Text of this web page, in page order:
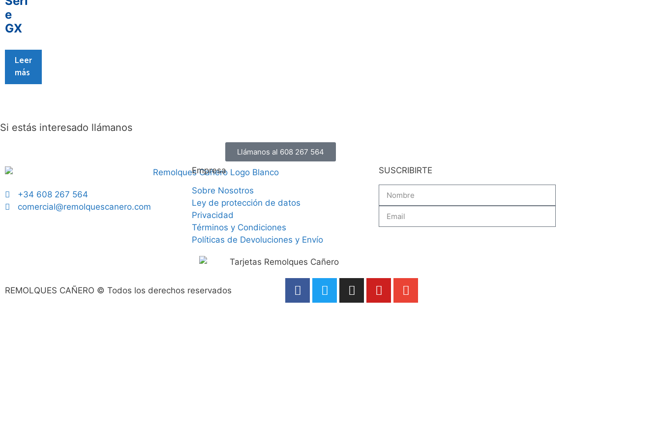
e
GX
Leer
más
Si estás interesado llámanos
Llámanos al 608 267 564
+34 608 267 564
comercial@remolquescanero.com
Empresa
Sobre Nosotros
Ley de protección de datos
Privacidad
Términos y Condiciones
Políticas de Devoluciones y Envío
SUSCRIBIRTE
REMOLQUES CAÑERO © Todos los derechos reservados